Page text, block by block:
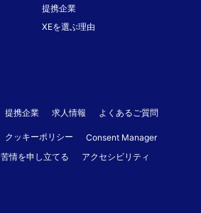
提携企業
XEを選ぶ理由
提携企業 求人情報 よくあるご質問
クッキーポリシー
Consent Manager
苦情を申し立てる アクセシビリティ